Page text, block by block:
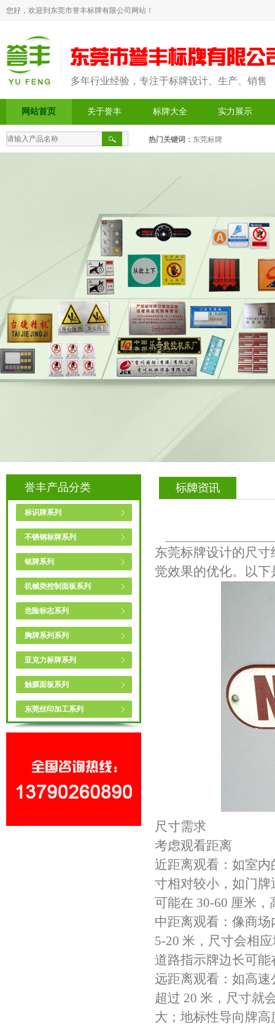
您好，欢迎到东莞市誉丰标牌有限公司网站！
多年行业经验，专注于标牌设计、生产、销售
网站首页 关于誉丰 标牌大全 实力展示
热门关键词： 东莞标牌
誉丰产品分类
标识牌系列
不锈钢标牌系列
铭牌系列
机械类控制面板系列
危险标志系列
胸牌系列系列
亚克力标牌系列
触膜面板系列
东莞丝印加工系列
​东莞标牌设计的尺寸
觉效果的优化。以
尺寸需求
考虑观看距离
近距离观看：如室
寸相对较小，如门牌
可能在 30-60 厘米，
中距离观看：像商
5-20 米，尺寸会相
道路指示牌边长可能
远距离观看：如高
超过 20 米，尺寸就
大；地标性导向牌